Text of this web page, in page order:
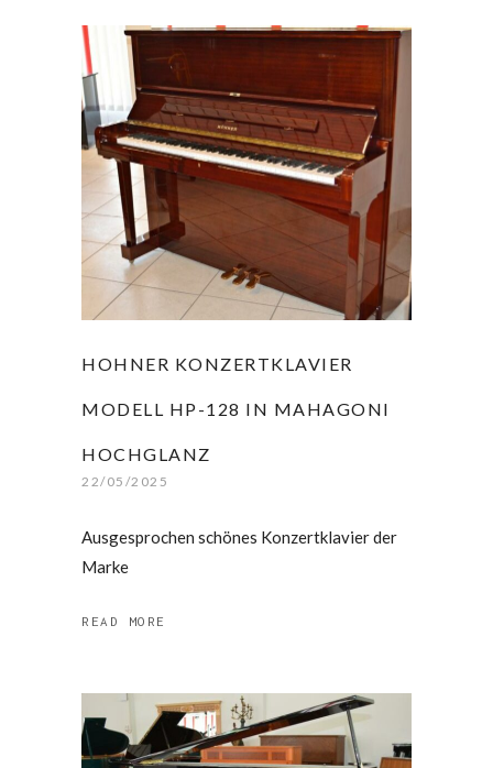
HOHNER KONZERTKLAVIER
MODELL HP-128 IN MAHAGONI
HOCHGLANZ
22/05/2025
Ausgesprochen schönes Konzertklavier der
Marke
READ MORE